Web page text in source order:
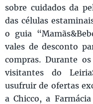
sobre cuidados da
das células
o guia
vales de desconto
compras. Durante
visitantes do
usufruir de ofertas
a Chicco, a